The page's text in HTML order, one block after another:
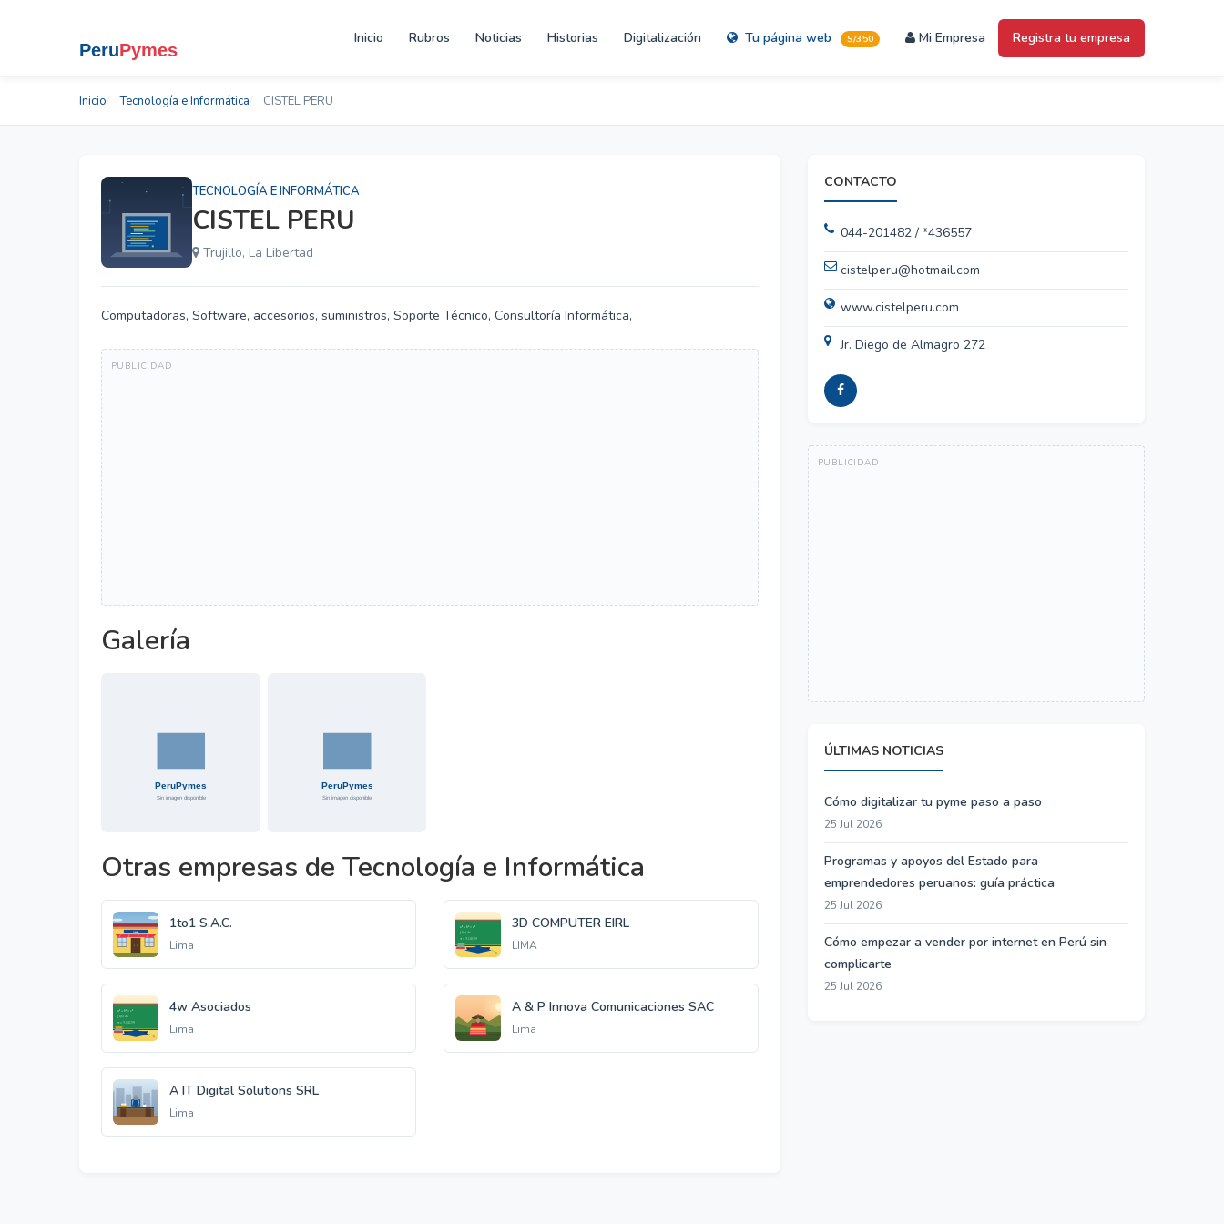
Inicio Rubros Noticias Historias Digitalización Tu página web S/350 Mi Empresa Registra tu empresa
Inicio Tecnología e Informática CISTEL PERU
TECNOLOGÍA E INFORMÁTICA
CISTEL PERU
Trujillo, La Libertad
Computadoras, Software, accesorios, suministros, Soporte Técnico, Consultoría Informática,
Galería
Otras empresas de Tecnología e Informática
1to1 S.A.C.
Lima
3D COMPUTER EIRL
LIMA
4w Asociados
Lima
A & P Innova Comunicaciones SAC
Lima
A IT Digital Solutions SRL
Lima
CONTACTO
044-201482 / *436557
cistelperu@hotmail.com
www.cistelperu.com
Jr. Diego de Almagro 272
ÚLTIMAS NOTICIAS
Cómo digitalizar tu pyme paso a paso
25 Jul 2026
Programas y apoyos del Estado para
emprendedores peruanos: guía práctica
25 Jul 2026
Cómo empezar a vender por internet en Perú sin
complicarte
25 Jul 2026